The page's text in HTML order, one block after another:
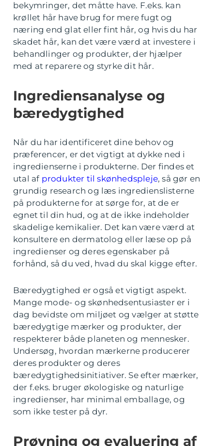
bekymringer, det måtte have. F.eks. kan
krøllet hår have brug for mere fugt og
næring end glat eller fint hår, og hvis du har
skadet hår, kan det være værd at investere i
behandlinger og produkter, der hjælper
med at reparere og styrke dit hår.
Ingrediensanalyse og
bæredygtighed
Når du har identificeret dine behov og
præferencer, er det vigtigt at dykke ned i
ingredienserne i produkterne. Der findes et
utal af produkter til skønhedspleje, så gør en
grundig research og læs ingredienslisterne
på produkterne for at sørge for, at de er
egnet til din hud, og at de ikke indeholder
skadelige kemikalier. Det kan være værd at
konsultere en dermatolog eller læse op på
ingredienser og deres egenskaber på
forhånd, så du ved, hvad du skal kigge efter.
Bæredygtighed er også et vigtigt aspekt.
Mange mode- og skønhedsentusiaster er i
dag bevidste om miljøet og vælger at støtte
bæredygtige mærker og produkter, der
respekterer både planeten og mennesker.
Undersøg, hvordan mærkerne producerer
deres produkter og deres
bæredygtighedsinitiativer. Se efter mærker,
der f.eks. bruger økologiske og naturlige
ingredienser, har minimal emballage, og
som ikke tester på dyr.
Prøvning og evaluering af